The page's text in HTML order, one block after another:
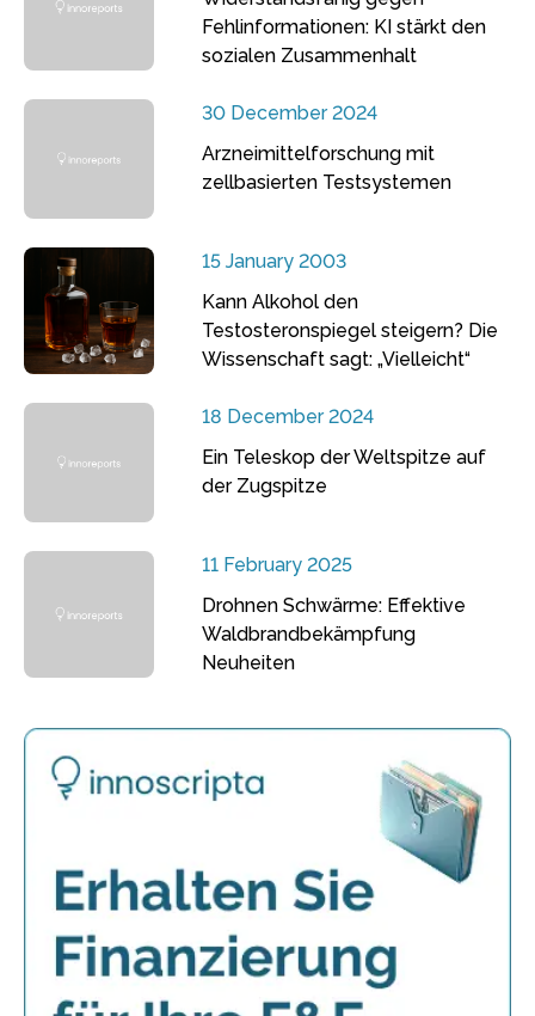
Fehlinformationen: KI stärkt den
sozialen Zusammenhalt
30 December 2024
Arzneimittelforschung mit
zellbasierten Testsystemen
15 January 2003
Kann Alkohol den
Testosteronspiegel steigern? Die
Wissenschaft sagt: „Vielleicht“
18 December 2024
Ein Teleskop der Weltspitze auf
der Zugspitze
11 February 2025
Drohnen Schwärme: Effektive
Waldbrandbekämpfung
Neuheiten